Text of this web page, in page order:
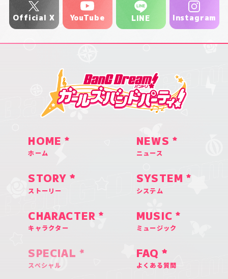
Official X YouTube LINE Instagram
HOME
ホーム
NEWS
ニュース
STORY
ストーリー
SYSTEM
システム
CHARACTER
キャラクター
MUSIC
ミュージック
SPECIAL
スペシャル
FAQ
よくある質問